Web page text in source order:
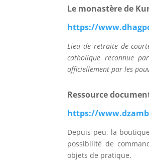
Le monastère de
https://
Lieu de retraite de
catholique reconnue
officiellement par les
Ressource
https://
Depuis peu, la
possibilité de
objets de pratique.